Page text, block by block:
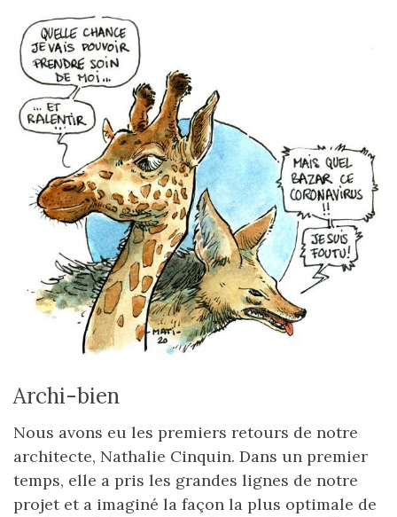
Archi-bien
Nous avons eu les premiers retours de notre
architecte, Nathalie Cinquin. Dans un premier
temps, elle a pris les grandes lignes de notre
projet et a imaginé la façon la plus optimale de